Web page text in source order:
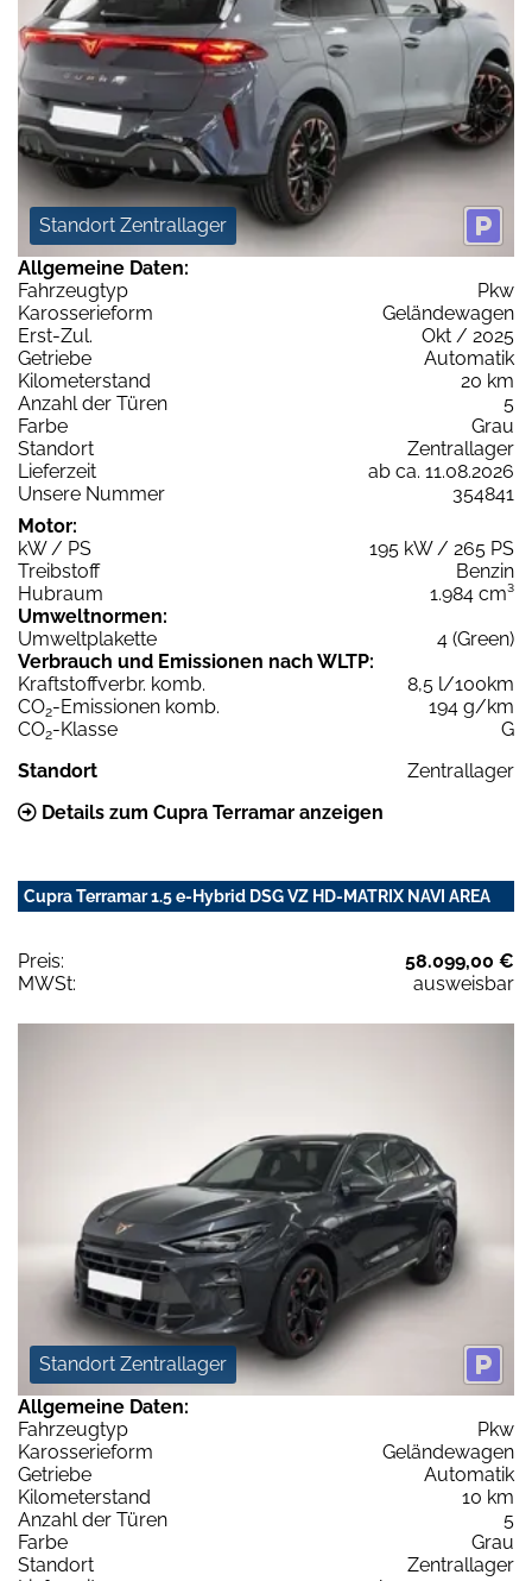
Standort Zentrallager
Allgemeine Daten:
Fahrzeugtyp
Pkw
Karosserieform
Geländewagen
Erst-Zul.
Okt / 2025
Getriebe
Automatik
Kilometerstand
20 km
Anzahl der Türen
5
Farbe
Grau
Standort
Zentrallager
Lieferzeit
ab ca. 11.08.2026
Unsere Nummer
354841
Motor:
kW / PS
195 kW / 265 PS
Treibstoff
Benzin
Hubraum
1.984 cm³
Umweltnormen:
Umweltplakette
4 (Green)
Verbrauch und Emissionen nach WLTP:
Kraftstoffverbr. komb.
8,5 l/100km
CO2-Emissionen komb.
194 g/km
CO2-Klasse
G
Standort
Zentrallager
Details zum Cupra Terramar anzeigen
Cupra Terramar 1.5 e-Hybrid DSG VZ HD-MATRIX NAVI AREA
Preis:
58.099,00 €
MWSt:
ausweisbar
Standort Zentrallager
Allgemeine Daten:
Fahrzeugtyp
Pkw
Karosserieform
Geländewagen
Getriebe
Automatik
Kilometerstand
10 km
Anzahl der Türen
5
Farbe
Grau
Standort
Zentrallager